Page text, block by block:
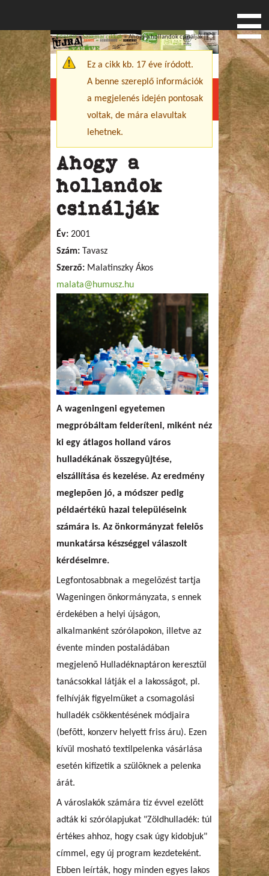
Menu
Jelenlegi hely
Főoldal»Szakmai cikkek» Ahogy a hollandok csinálják
Figyelmeztető üzenet
Ez a cikk kb. 17 éve íródott.
A benne szereplő információk
a megjelenés idején pontosak
voltak, de mára elavultak
lehetnek.
Ahogy a
hollandok
csinálják
Év: 2001
Szám: Tavasz
Szerző: Malatinszky Ákos
malata@humusz.hu
A wageningeni egyetemen
megpróbáltam felderíteni, miként néz
ki egy átlagos holland város
hulladékának összegyûjtése,
elszállítása és kezelése. Az eredmény
meglepõen jó, a módszer pedig
példaértékû hazai településeink
számára is. Az önkormányzat felelõs
munkatársa készséggel válaszolt
kérdéseimre.
Legfontosabbnak a megelõzést tartja
Wageningen önkormányzata, s ennek
érdekében a helyi újságon,
alkalmanként szórólapokon, illetve az
évente minden postaládában
megjelenõ Hulladéknaptáron keresztül
tanácsokkal látják el a lakosságot, pl.
felhívják figyelmüket a csomagolási
hulladék csökkentésének módjaira
(befõtt, konzerv helyett friss áru). Ezen
kívül mosható textilpelenka vásárlása
esetén kifizetik a szülõknek a pelenka
árát.
A városlakók számára tíz évvel ezelõtt
adták ki szórólapjukat "Zöldhulladék: túl
értékes ahhoz, hogy csak úgy kidobjuk"
címmel, egy új program kezdeteként.
Ebben leírták, hogy minden egyes lakos